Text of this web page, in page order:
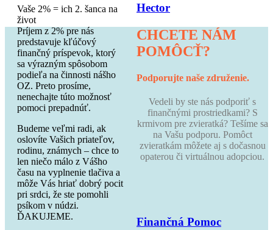
Vaše 2% = ich 2. šanca na
život
Príjem z 2% pre nás
predstavuje kľúčový
finančný príspevok, ktorý
sa výrazným spôsobom
podieľa na činnosti nášho
OZ. Preto prosíme,
nenechajte túto možnosť
pomoci prepadnúť.
Budeme veľmi radi, ak
oslovíte Vašich priateľov,
rodinu, známych – chce to
len niečo málo z Vášho
času na vyplnenie tlačiva a
môže Vás hriať dobrý pocit
pri srdci, že ste pomohli
psíkom v núdzi.
ĎAKUJEME.
Hector
CHCETE NÁM
POMÔCŤ?
Podporujte naše združenie.
Vedeli by ste nás podporiť s
finančnými prostriedkami? S
krmivom pre zvieratká? Tešíme sa
na Vašu podporu. Pomôct
zvieratkám môžete aj s dočasnou
opaterou či virtuálnou adopciou.
Finančná Pomoc